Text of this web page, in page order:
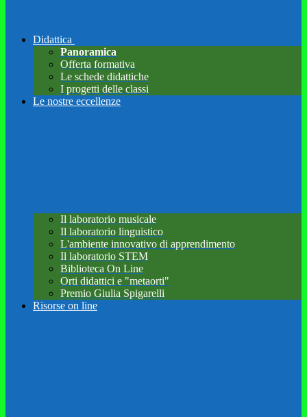
Didattica
Panoramica
Offerta formativa
Le schede didattiche
I progetti delle classi
Le nostre eccellenze
Il laboratorio musicale
Il laboratorio linguistico
L'ambiente innovativo di apprendimento
Il laboratorio STEM
Biblioteca On Line
Orti didattici e "metaorti"
Premio Giulia Spigarelli
Risorse on line